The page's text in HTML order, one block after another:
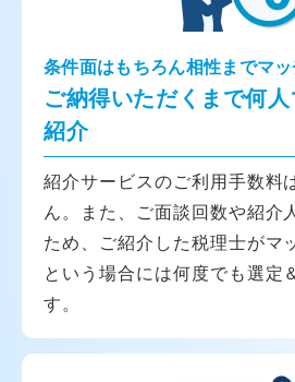
条件面はもちろん相性までマッ
ご納得いただくまで何
紹介
紹介サービスのご利用手数料
ん。また、ご面談回数や紹介
ため、ご紹介した税理士がマ
という場合には何度でも選定
す。